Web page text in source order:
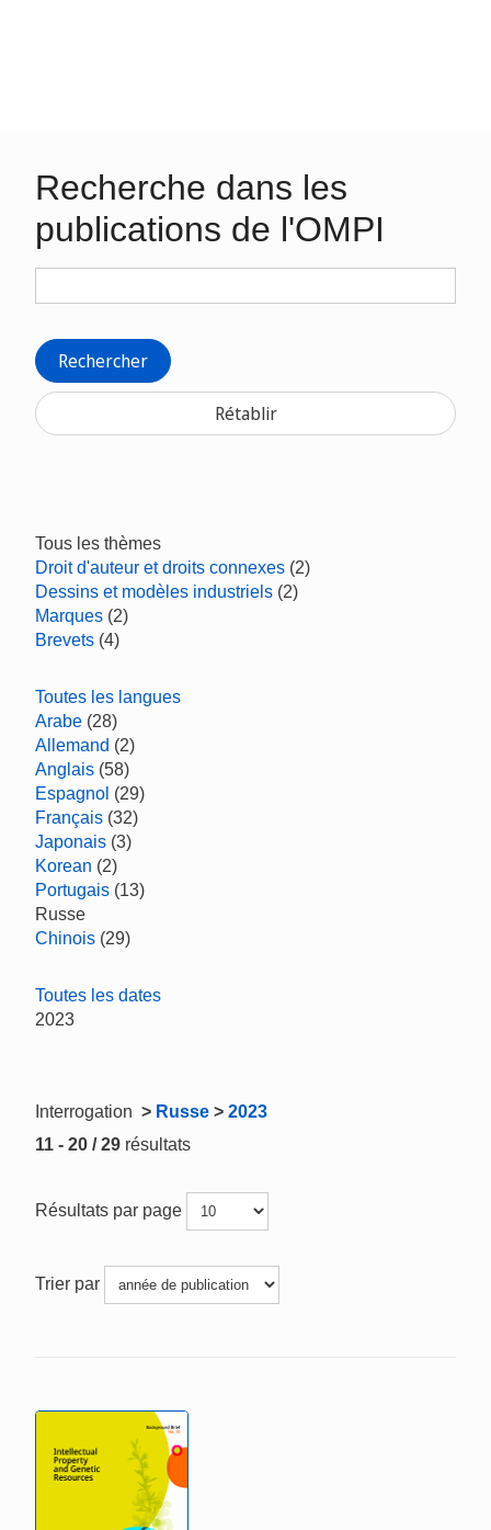
Recherche dans les
publications de l'OMPI
Rechercher
Rétablir
Tous les thèmes
Droit d'auteur et droits connexes (2)
Dessins et modèles industriels (2)
Marques (2)
Brevets (4)
Toutes les langues
Arabe (28)
Allemand (2)
Anglais (58)
Espagnol (29)
Français (32)
Japonais (3)
Korean (2)
Portugais (13)
Russe
Chinois (29)
Toutes les dates
2023
Interrogation > Russe > 2023
11 - 20 / 29 résultats
Résultats par page
Trier par